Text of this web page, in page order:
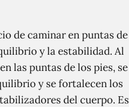
de caminar en puntas de
y la estabilidad. Al
las puntas de los pies, se
y se fortalecen los
del cuerpo.